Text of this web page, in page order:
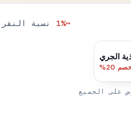
~1% نسبة النقر
الجري
20%
على الجميع